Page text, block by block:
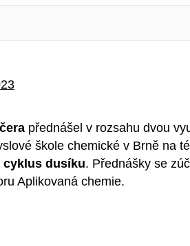
přednášel v rozsahu dvou
škole chemické v Brně na
cyklus dusíku. Přednášky se
Aplikovaná chemie.